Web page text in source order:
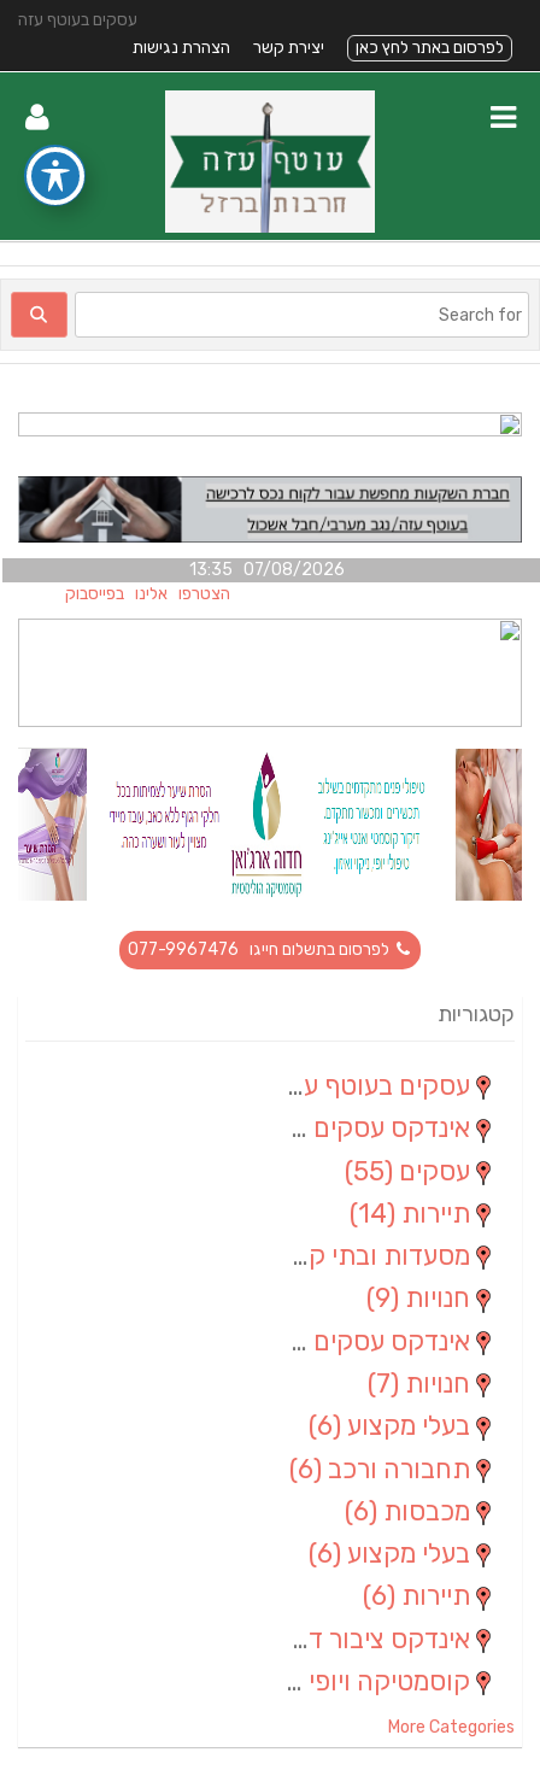
עסקים בעוטף עזה
לפרסום באתר לחץ כאן
יצירת קשר הצהרת נגישות
07/08/2026 13:35
הצטרפו אלינו בפייסבוק
לפרסום בתשלום חייגו 077-9967476
קטגוריות
עסקים בעוטף עזה
אינדקס עסקים מרחבי
עסקים (55)
תיירות (14)
מסעדות ובתי קפה
חנויות (9)
אינדקס עסקים ארצי
חנויות (7)
בעלי מקצוע (6)
תחבורה ורכב (6)
מכבסות (6)
בעלי מקצוע (6)
תיירות (6)
אינדקס ציבור דתי
קוסמטיקה ויופי (4)
More Categories